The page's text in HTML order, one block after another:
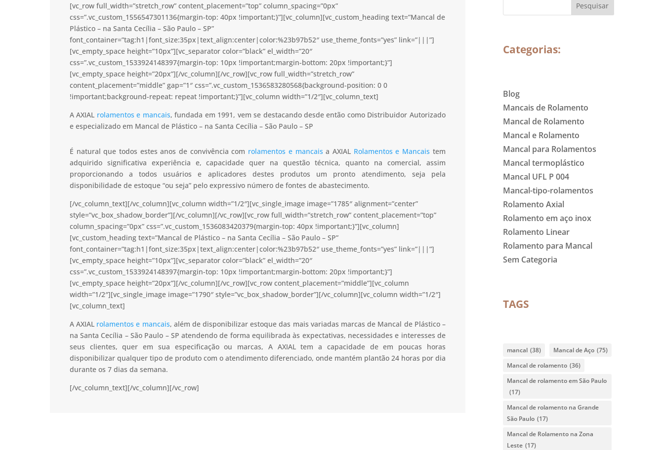
[vc_row full_width=”stretch_row” content_placement=”top” column_spacing=”0px”
css=”.vc_custom_1556547301136{margin-top: 40px !important;}”][vc_column][vc_custom_heading text=”Mancal de
Plástico – na Santa Cecília – São Paulo – SP”
font_container=”tag:h1|font_size:35px|text_align:center|color:%23b97b52″ use_theme_fonts=”yes” link=”|||”]
[vc_empty_space height=”10px”][vc_separator color=”black” el_width=”20″
css=”.vc_custom_1533924148397{margin-top: 10px !important;margin-bottom: 20px !important;}”]
[vc_empty_space height=”20px”][/vc_column][/vc_row][vc_row full_width=”stretch_row”
content_placement=”middle” gap=”1″ css=”.vc_custom_1536583280568{background-position: 0 0
!important;background-repeat: repeat !important;}”][vc_column width=”1/2″][vc_column_text]
A AXIAL rolamentos e mancais, fundada em 1991, vem se destacando desde então como Distribuidor Autorizado
e especializado em Mancal de Plástico – na Santa Cecília – São Paulo – SP
É natural que todos estes anos de convivência com rolamentos e mancais a AXIAL Rolamentos e Mancais tem
adquirido significativa experiência e, capacidade quer na questão técnica, quanto na comercial, assim
proporcionando a todos usuários e aplicadores destes produtos um pronto atendimento, seja pela
disponibilidade de estoque “ou seja” pelo expressivo número de fontes de abastecimento.
[/vc_column_text][/vc_column][vc_column width=”1/2″][vc_single_image image=”1785″ alignment=”center”
style=”vc_box_shadow_border”][/vc_column][/vc_row][vc_row full_width=”stretch_row” content_placement=”top”
column_spacing=”0px” css=”.vc_custom_1536083420379{margin-top: 40px !important;}”][vc_column]
[vc_custom_heading text=”Mancal de Plástico – na Santa Cecília – São Paulo – SP”
font_container=”tag:h1|font_size:35px|text_align:center|color:%23b97b52″ use_theme_fonts=”yes” link=”|||”]
[vc_empty_space height=”10px”][vc_separator color=”black” el_width=”20″
css=”.vc_custom_1533924148397{margin-top: 10px !important;margin-bottom: 20px !important;}”]
[vc_empty_space height=”20px”][/vc_column][/vc_row][vc_row content_placement=”middle”][vc_column
width=”1/2″][vc_single_image image=”1790″ style=”vc_box_shadow_border”][/vc_column][vc_column width=”1/2″]
[vc_column_text]
A AXIAL rolamentos e mancais, além de disponibilizar estoque das mais variadas marcas de Mancal de Plástico –
na Santa Cecília – São Paulo – SP atendendo de forma equilibrada às expectativas, necessidades e interesses de
seus clientes, quer em sua especificação ou marcas, A AXIAL tem a capacidade de em poucas horas
disponibilizar qualquer tipo de produto com o atendimento diferenciado, onde mantém plantão 24 horas por dia
durante os 7 dias da semana.
[/vc_column_text][/vc_column][/vc_row]
Categorias:
Blog
Mancais de Rolamento
Mancal de Rolamento
Mancal e Rolamento
Mancal para Rolamentos
Mancal termoplástico
Mancal UFL P 004
Mancal-tipo-rolamentos
Rolamento Axial
Rolamento em aço inox
Rolamento Linear
Rolamento para Mancal
Sem Categoria
TAGS
mancal (38) Mancal de Aço (75)
Mancal de rolamento (36)
Mancal de rolamento em São Paulo
(17)
Mancal de rolamento na Grande
São Paulo (17)
Mancal de Rolamento na Zona
Leste (17)